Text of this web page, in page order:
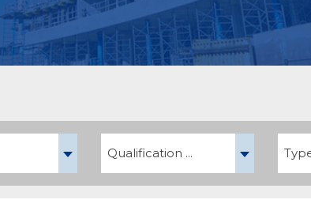
Qualification ...